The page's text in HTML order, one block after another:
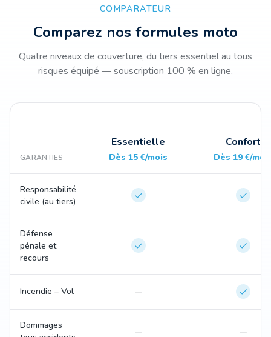
COMPARATEUR
Comparez nos formules moto
Quatre niveaux de couverture, du tiers essentiel au tous
risques équipé — souscription 100 % en ligne.
GARANTIES
Essentielle
Dès 15 €/mois
Confort
Dès 19 €/
Responsabilité
civile (au tiers)
Défense
pénale et
recours
Incendie – Vol
Dommages